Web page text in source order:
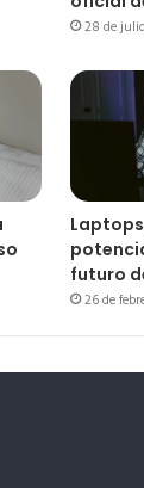
28 de
futuro
26 de